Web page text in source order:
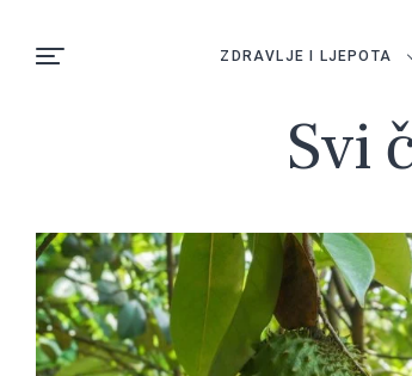
ZDRAVLJE I LJEPOTA
Svi